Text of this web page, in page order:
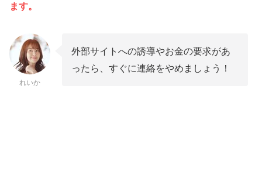
ます。
れいか
外部サイトへの誘導やお金の要求があ
ったら、すぐに連絡をやめましょう！